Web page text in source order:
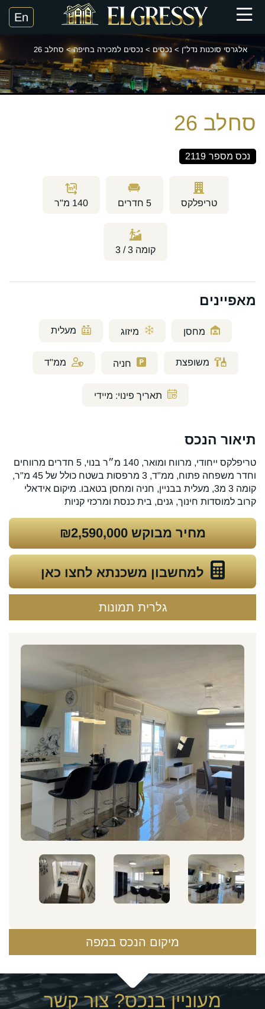
אלגרסי סוכנות נדל"ן > נכסים > נכסים למכירה בחיפה> סחלב 26
סחלב 26
נכס מספר 2119
טריפלקס 5 חדרים 140 מ"ר
קומה
מאפיינים
מחסן מיזוג מעלית
משופצת חניה ממ"ד
תאריך פינוי: מיידי
תיאור הנכס
טריפלקס ייחודי, מרווח ומואר, 140 מ״ר בנוי, 5 חדרים מרווחים
וחדר משפחה פתוח, ממ"ד, 3 מרפסות בשטח כולל של 45 מ"ר,
קומה 3 מ3, מעלית בבניין, חניה ומחסן בטאבו. מיקום אידאלי
קרוב למוסדות חינוך, גנים, בית כנסת ומרכזי קניות
מחיר מבוקש ₪2,590,000
למחשבון משכנתא לחצו כאן
גלרית תמונות
מיקום הנכס במפה
מעוניין בנכס? צור קשר